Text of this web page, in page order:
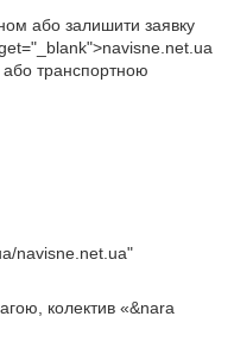
або залишити заявку
або транспортною
navisne.net.ua"
колектив «&nara